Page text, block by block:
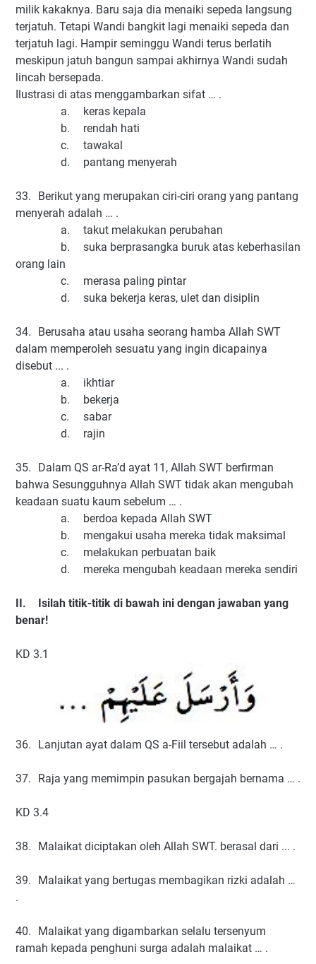
milik kakaknya. Baru saja dia menaiki sepeda langsung
terjatuh. Tetapi Wandi bangkit lagi menaiki sepeda dan
terjatuh lagi. Hampir seminggu Wandi terus berlatih
meskipun jatuh bangun sampai akhirnya Wandi sudah
lincah bersepada.
Ilustrasi di atas menggambarkan sifat … .
a.
keras kepala
b.
rendah hati
c.
tawakal
d.
pantang menyerah
33.
Berikut yang merupakan ciri-ciri orang yang pantang
menyerah adalah … .
a.
takut melakukan perubahan
b.
suka berprasangka buruk atas keberhasilan
orang lain
c.
merasa paling pintar
d.
suka bekerja keras, ulet dan disiplin
34.
Berusaha atau usaha seorang hamba Allah SWT
dalam memperoleh sesuatu yang ingin dicapainya
disebut ... .
a.
ikhtiar
b.
bekerja
c.
sabar
d.
rajin
35.
Dalam QS ar-Ra’d ayat 11, Allah SWT berfirman
bahwa Sesungguhnya Allah SWT tidak akan mengubah
keadaan suatu kaum sebelum … .
a.
berdoa kepada Allah SWT
b.
mengakui usaha mereka tidak maksimal
c.
melakukan perbuatan baik
d.
mereka mengubah keadaan mereka sendiri
II.
Isilah titik-titik di bawah ini dengan jawaban yang
benar!
KD 3.1
36. Lanjutan ayat dalam QS a-Fiil tersebut adalah … .
37. Raja yang memimpin pasukan bergajah bernama … .
KD 3.4
38. Malaikat diciptakan oleh Allah SWT. berasal dari ... .
39.
Malaikat yang bertugas membagikan rizki adalah …
.
40.
Malaikat yang digambarkan selalu tersenyum
ramah kepada penghuni surga adalah malaikat … .